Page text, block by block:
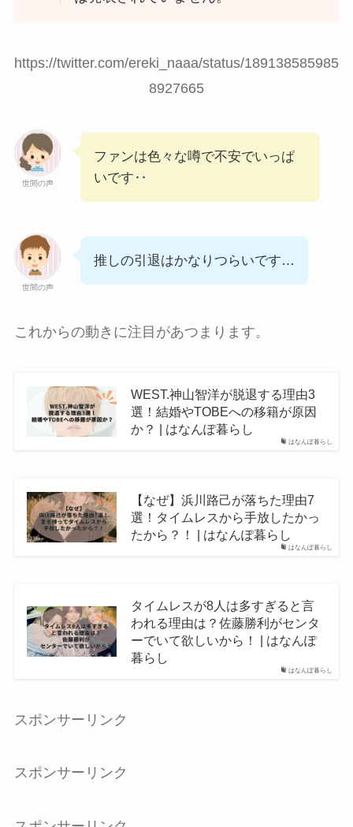
https://twitter.com/ereki_naaa/status/189138585985
8927665
世間の声
ファンは色々な噂で不安でいっぱ
いです‥
世間の声
推しの引退はかなりつらいです…
これからの動きに注目があつまります。
はなんぽ暮らし
WEST.神山智洋が脱退する理由3
選！結婚やTOBEへの移籍が原因
か？ | はなんぽ暮らし
はなんぽ暮らし
【なぜ】浜川路己が落ちた理由7
選！タイムレスから手放したかっ
たから？！ | はなんぽ暮らし
はなんぽ暮らし
タイムレスが8人は多すぎると言
われる理由は？佐藤勝利がセンタ
ーでいて欲しいから！ | はなんぽ
暮らし
スポンサーリンク
スポンサーリンク